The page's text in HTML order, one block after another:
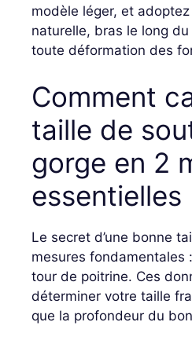
modèle léger, et
naturelle, bras le long
toute déformation des
Comment
taille de
gorge en 2
essentielles
Le secret d’une bonne
mesures fondamentales
tour de poitrine. Ces
déterminer votre taille
que la profondeur du